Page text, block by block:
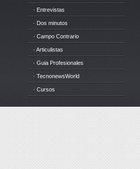
· Entrevistas
· Dos minutos
· Campo Contrario
· Articulistas
· Guia Profesionales
· TecnonewsWorld
· Cursos